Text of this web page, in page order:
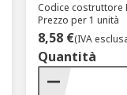
Codice costruttore
Prezzo per 1 unità
8,58 €(IVA
Quantità